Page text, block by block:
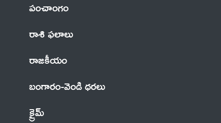
పంచాంగం
రాశి ఫలాలు
రాజకీయం
బంగారం-వెండి ధరలు
క్రైమ్